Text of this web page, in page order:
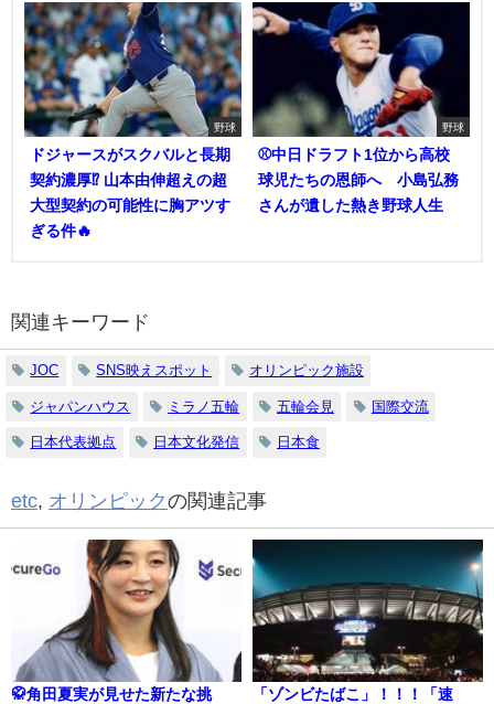
野球
ドジャースがスクバルと長期
契約濃厚⁉︎ 山本由伸超えの超
大型契約の可能性に胸アツす
ぎる件🔥
野球
⚾中日ドラフト1位から高校
球児たちの恩師へ 小島弘務
さんが遺した熱き野球人生
関連キーワード
JOC SNS映えスポット オリンピック施設
ジャパンハウス ミラノ五輪 五輪会見 国際交流
日本代表拠点 日本文化発信 日本食
etc, オリンピックの関連記事
🥋角田夏実が見せた新たな挑
「ゾンビたばこ」！！！「速